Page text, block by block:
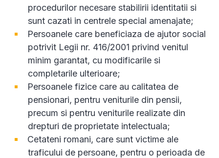
procedurilor necesare stabilirii identitatii si
sunt cazati in centrele special amenajate;
Persoanele care beneficiaza de ajutor social
potrivit Legii nr. 416/2001 privind venitul
minim garantat, cu modificarile si
completarile ulterioare;
Persoanele fizice care au calitatea de
pensionari, pentru veniturile din pensii,
precum si pentru veniturile realizate din
drepturi de proprietate intelectuala;
Cetateni romani, care sunt victime ale
traficului de persoane, pentru o perioada de